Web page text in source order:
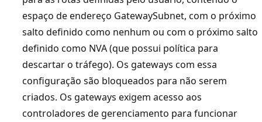
espaço de endereço GatewaySubnet, com o próximo
salto definido como nenhum ou com o próximo salto
definido como NVA (que possui política para
descartar o tráfego). Os gateways com essa
configuração são bloqueados para não serem
criados. Os gateways exigem acesso aos
controladores de gerenciamento para funcionar